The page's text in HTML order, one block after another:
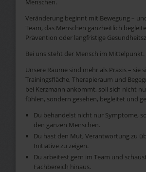
Menschen.
Veränderung beginnt mit Bewegung –
Team, das Menschen ganzheitlich
Prävention oder langfristige
Bei uns steht der Mensch im Mittelpunkt.
Unsere Räume sind mehr als Praxis – sie
Trainingsfläche, Therapieraum und
bei Kerzmann ankommt, soll sich nicht
fühlen, sondern gesehen, begleitet und
Du behandelst nicht nur Symptome,
den ganzen Menschen.
Du hast den Mut, Verantwortung zu
Initiative zu zeigen.
Du arbeitest gern im Team und
Fachbereich hinaus.